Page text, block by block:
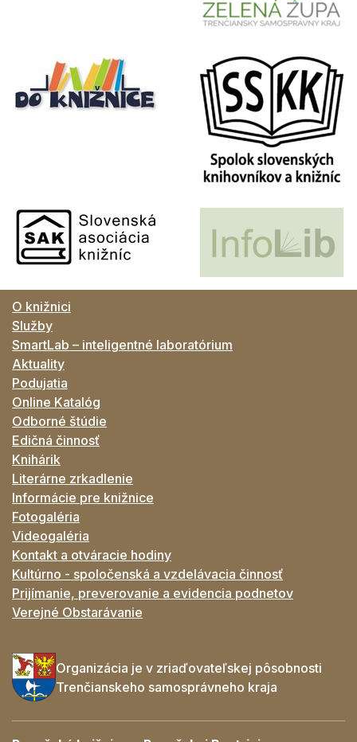
O knižnici
Služby
SmartLab – inteligentné laboratórium
Aktuality
Podujatia
Online Katalóg
Odborné štúdie
Edičná činnosť
Knihárik
Literárne zrkadlenie
Informácie pre knižnice
Fotogaléria
Videogaléria
Kontakt a otváracie hodiny
Kultúrno - spoločenská a vzdelávacia činnosť
Prijímanie, preverovanie a evidencia podnetov
Verejné Obstarávanie
Organizácia je v zriaďovateľskej pôsobnosti
Trenčianskeho samosprávneho kraja